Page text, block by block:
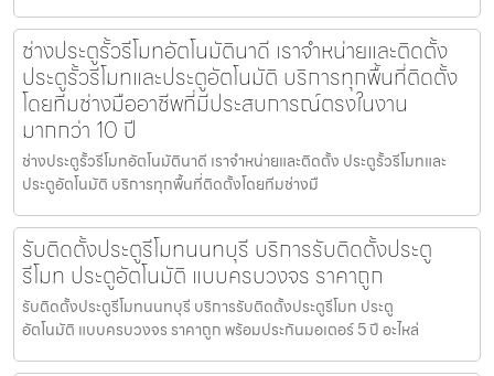
ช่างประตูรั้วรีโมทอัตโนมัตินาดี เราจำหน่ายและติดตั้ง
ประตูรั้วรีโมทและประตูอัตโนมัติ บริการทุกพื้นที่ติดตั้ง
โดยทีมช่างมืออาชีพที่มีประสบการณ์ตรงในงาน
มากกว่า 10 ปี
ช่างประตูรั้วรีโมทอัตโนมัตินาดี เราจำหน่ายและติดตั้ง ประตูรั้วรีโมทและ
ประตูอัตโนมัติ บริการทุกพื้นที่ติดตั้งโดยทีมช่างมื
รับติดตั้งประตูรีโมทนนทบุรี บริการรับติดตั้งประตู
รีโมท ประตูอัตโนมัติ แบบครบวงจร ราคาถูก
รับติดตั้งประตูรีโมทนนทบุรี บริการรับติดตั้งประตูรีโมท ประตู
อัตโนมัติ แบบครบวงจร ราคาถูก พร้อมประกันมอเตอร์ 5 ปี อะไหล่